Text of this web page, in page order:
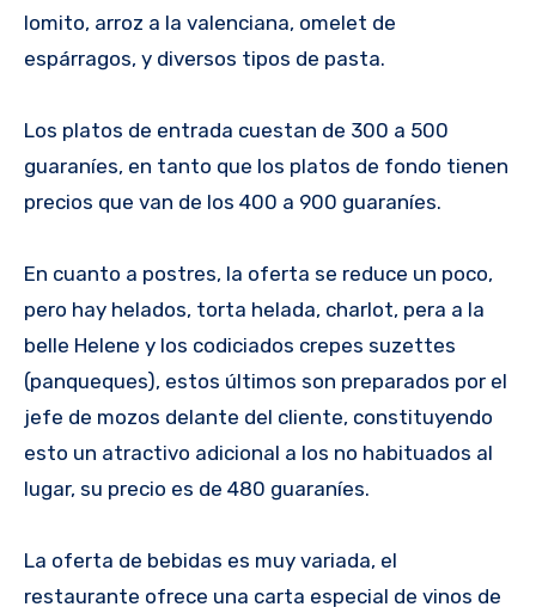
lomito, arroz a la valenciana, omelet de
espárragos, y diversos tipos de pasta.
Los platos de entrada cuestan de 300 a 500
guaraníes, en tanto que los platos de fondo tienen
precios que van de los 400 a 900 guaraníes.
En cuanto a postres, la oferta se reduce un poco,
pero hay helados, torta helada, charlot, pera a la
belle Helene y los codiciados crepes suzettes
(panqueques), estos últimos son preparados por el
jefe de mozos delante del cliente, constituyendo
esto un atractivo adicional a los no habituados al
lugar, su precio es de 480 guaraníes.
La oferta de bebidas es muy variada, el
restaurante ofrece una carta especial de vinos de